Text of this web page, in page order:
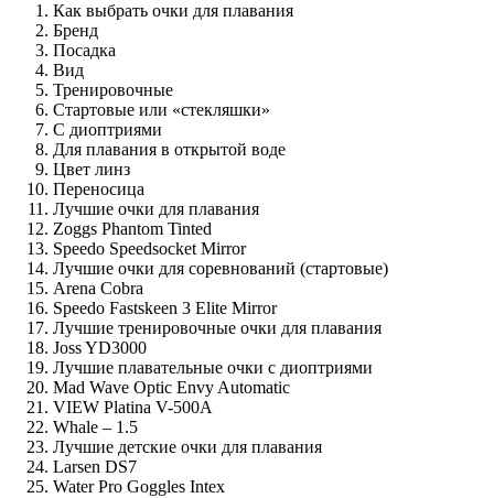
Как выбрать очки для плавания
Бренд
Посадка
Вид
Тренировочные
Стартовые или «стекляшки»
С диоптриями
Для плавания в открытой воде
Цвет линз
Переносица
Лучшие очки для плавания
Zoggs Phantom Tinted
Speedo Speedsocket Mirror
Лучшие очки для соревнований (стартовые)
Arena Cobra
Speedo Fastskeen 3 Elite Mirror
Лучшие тренировочные очки для плавания
Joss YD3000
Лучшие плавательные очки с диоптриями
Mad Wave Optic Envy Automatic
VIEW Platina V-500A
Whale – 1.5
Лучшие детские очки для плавания
Larsen DS7
Water Pro Goggles Intex